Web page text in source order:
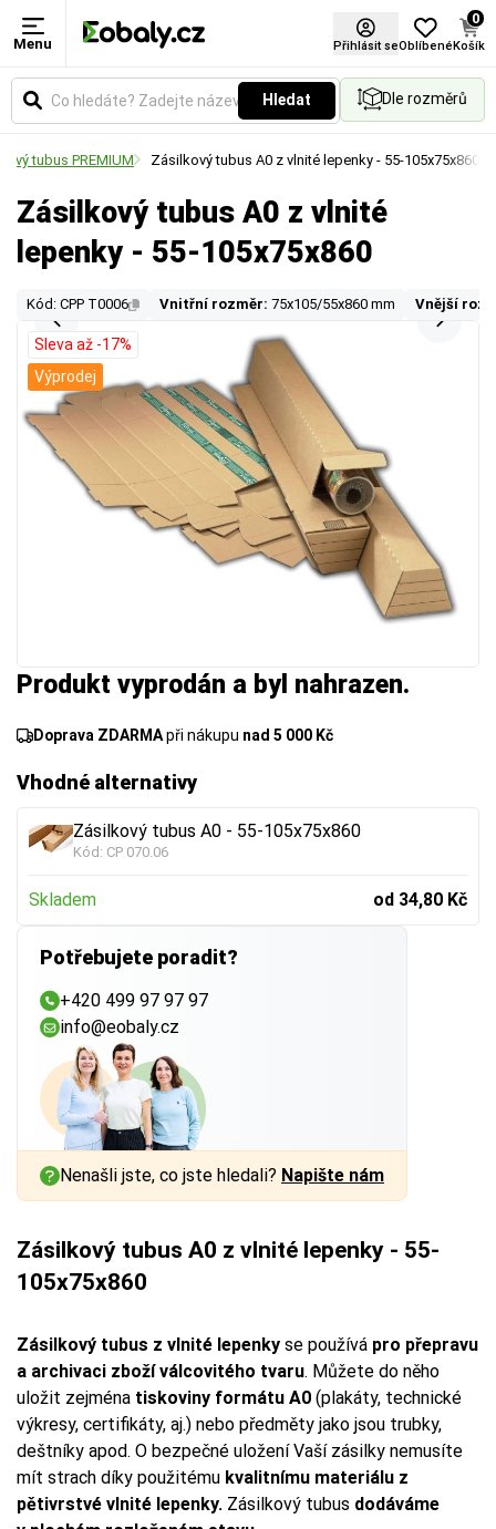
Menu Přihlásit seOblíbené
0
Košík
Hledat Dle rozměrů
tubus PREMIUM Zásilkový tubus A0 z vlnité lepenky - 55-105x75x860
Zásilkový tubus A0 z vlnité
lepenky - 55-105x75x860
Kód: CPP T0006 Vnitřní rozměr: 75x105/55x860 mm Vnější
Produkt vyprodán a byl nahrazen.
Doprava ZDARMApři nákupu nad 5 000 Kč
Vhodné alternativy
Zásilkový tubus A0 - 55-105x75x860
Kód: CP 070.06
Skladem od 34,80 Kč
Potřebujete poradit?
+420 499 97 97 97
info@eobaly.cz
Nenašli jste, co jste hledali? Napište nám
Sleva až -17%
Výprodej
Zásilkový tubus A0 z vlnité lepenky - 55-
105x75x860
Zásilkový tubus z vlnité lepenky se používá pro přepravu
a archivaci zboží válcovitého tvaru. Můžete do něho
uložit zejména tiskoviny formátu A0 (plakáty, technické
výkresy, certifikáty, aj.) nebo předměty jako jsou trubky,
deštníky apod. O bezpečné uložení Vaší zásilky nemusíte
mít strach díky použitému kvalitnímu materiálu z
pětivrstvé vlnité lepenky. Zásilkový tubus dodáváme